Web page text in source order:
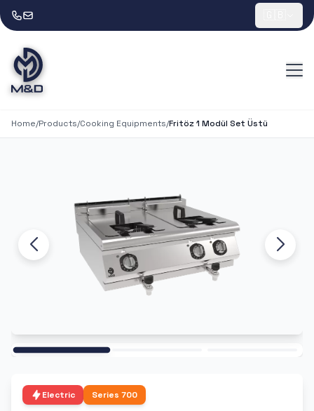
Home/Products/Cooking Equipments/Fritöz 1 Modül Set Üstü
Electric Series 700